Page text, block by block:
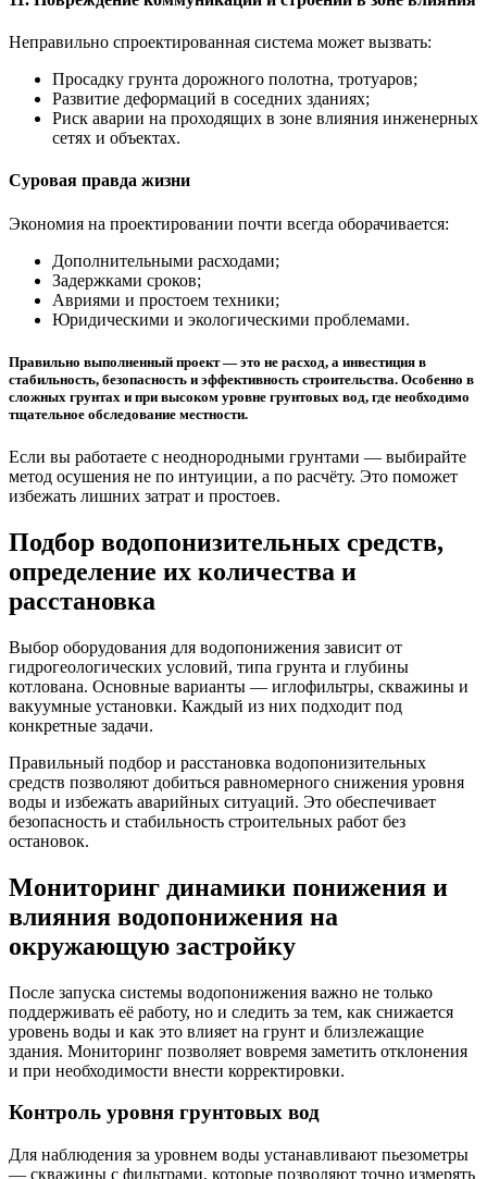
Неправильно спроектированная система может вызвать:
Просадку грунта дорожного полотна, тротуаров;
Развитие деформаций в соседних зданиях;
Риск аварии на проходящих в зоне влияния инженерных
сетях и объектах.
Суровая правда жизни
Экономия на проектировании почти всегда оборачивается:
Дополнительными расходами;
Задержками сроков;
Авриями и простоем техники;
Юридическими и экологическими проблемами.
Правильно выполненный проект — это не расход, а инвестиция в
стабильность, безопасность и эффективность строительства. Особенно в
сложных грунтах и при высоком уровне грунтовых вод, где необходимо
тщательное обследование местности.
Если вы работаете с неоднородными грунтами — выбирайте
метод осушения не по интуиции, а по расчёту. Это поможет
избежать лишних затрат и простоев.
Подбор водопонизительных средств,
определение их количества и
расстановка
Выбор оборудования для водопонижения зависит от
гидрогеологических условий, типа грунта и глубины
котлована. Основные варианты — иглофильтры, скважины и
вакуумные установки. Каждый из них подходит под
конкретные задачи.
Правильный подбор и расстановка водопонизительных
средств позволяют добиться равномерного снижения уровня
воды и избежать аварийных ситуаций. Это обеспечивает
безопасность и стабильность строительных работ без
остановок.
Мониторинг динамики понижения и
влияния водопонижения на
окружающую застройку
После запуска системы водопонижения важно не только
поддерживать её работу, но и следить за тем, как снижается
уровень воды и как это влияет на грунт и близлежащие
здания. Мониторинг позволяет вовремя заметить отклонения
и при необходимости внести корректировки.
Контроль уровня грунтовых вод
Для наблюдения за уровнем воды устанавливают пьезометры
— скважины с фильтрами, которые позволяют точно измерять